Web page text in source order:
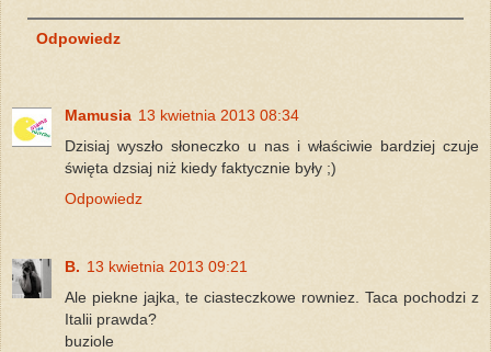
Odpowiedz
Mamusia 13 kwietnia 2013 08:34
Dzisiaj wyszło słoneczko u nas i właściwie bardziej czuje
święta dzsiaj niż kiedy faktycznie były ;)
Odpowiedz
B. 13 kwietnia 2013 09:21
Ale piekne jajka, te ciasteczkowe rowniez. Taca pochodzi z
Italii prawda?
buziole